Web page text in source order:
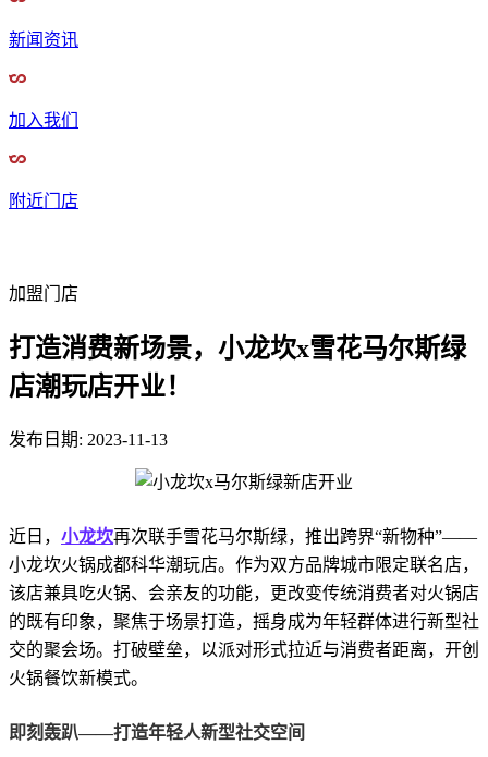
新闻资讯
加入我们
附近门店
加盟门店
打造消费新场景，小龙坎x雪花马尔斯绿
店潮玩店开业！
发布日期: 2023-11-13
近日， 小龙坎再次联手雪花马尔斯绿，推出跨界“新物种”——
小龙坎火锅成都科华潮玩店。作为双方品牌城市限定联名店，
该店兼具吃火锅、会亲友的功能，更改变传统消费者对火锅店
的既有印象，聚焦于场景打造，摇身成为年轻群体进行新型社
交的聚会场。打破壁垒，以派对形式拉近与消费者距离，开创
火锅餐饮新模式。
即刻轰趴——打造年轻人新型社交空间